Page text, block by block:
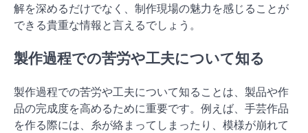
解を深めるだけでなく、制作現場の魅力を感じることが
できる貴重な情報と言えるでしょう。
製作過程での苦労や工夫について知る
製作過程での苦労や工夫について知ることは、製品や作
品の完成度を高めるために重要です。例えば、手芸作品
を作る際には、糸が絡まってしまったり、模様が崩れて